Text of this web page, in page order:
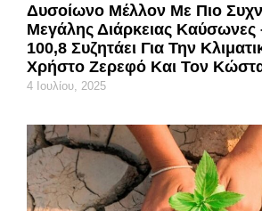
Δυσοίωνο Μέλλον Με Πιο
Μεγάλης Διάρκειας
100,8 Συζητάει Για Την
Χρήστο Ζερεφό Και Τον
4 Ιουλίου, 2025